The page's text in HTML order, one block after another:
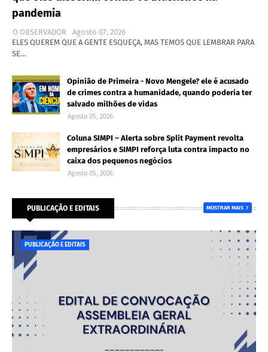
pandemia
O OBSERVADOR
Agosto 07, 2026
ELES QUEREM QUE A GENTE ESQUEÇA, MAS TEMOS QUE LEMBRAR PARA
SE…
Opinião de Primeira - Novo Mengele? ele é acusado
de crimes contra a humanidade, quando poderia ter
salvado milhões de vidas
Agosto 05, 2026
Coluna SIMPI – Alerta sobre Split Payment revolta
empresários e SIMPI reforça luta contra impacto no
caixa dos pequenos negócios
Agosto 05, 2026
PUBLICAÇÃO E EDITAIS MOSTRAR MAIS
PUBLICAÇÃO E EDITAIS